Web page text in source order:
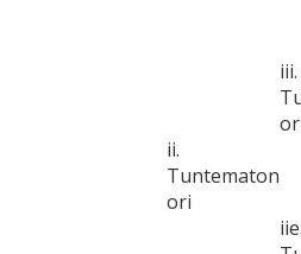
ii.
Tuntematon
ori
iii.
iie.